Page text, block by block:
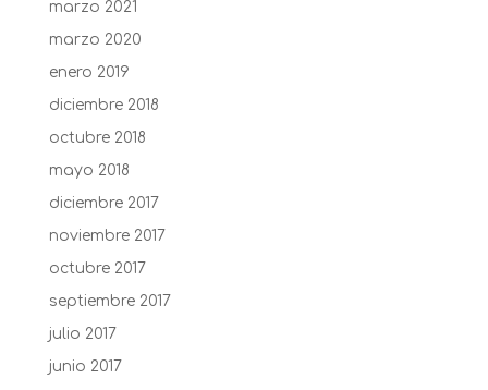
marzo 2021
marzo 2020
enero 2019
diciembre 2018
octubre 2018
mayo 2018
diciembre 2017
noviembre 2017
octubre 2017
septiembre 2017
julio 2017
junio 2017